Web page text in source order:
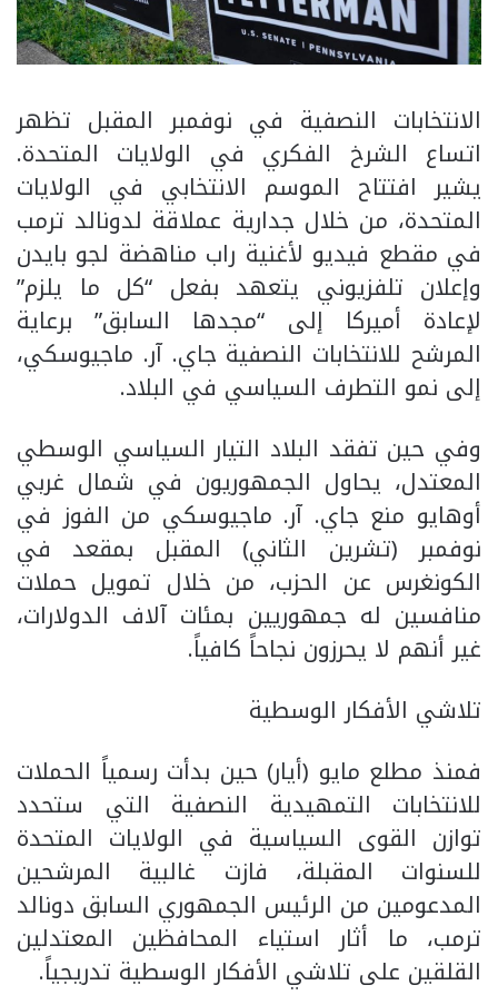
الانتخابات النصفية في نوفمبر المقبل تظهر
اتساع الشرخ الفكري في الولايات المتحدة.
يشير افتتاح الموسم الانتخابي في الولايات
المتحدة، من خلال جدارية عملاقة لدونالد ترمب
في مقطع فيديو لأغنية راب مناهضة لجو بايدن
وإعلان تلفزيوني يتعهد بفعل “كل ما يلزم”
لإعادة أميركا إلى “مجدها السابق” برعاية
المرشح للانتخابات النصفية جاي. آر. ماجيوسكي،
إلى نمو التطرف السياسي في البلاد.
وفي حين تفقد البلاد التيار السياسي الوسطي
المعتدل، يحاول الجمهوريون في شمال غربي
أوهايو منع جاي. آر. ماجيوسكي من الفوز في
نوفمبر (تشرين الثاني) المقبل بمقعد في
الكونغرس عن الحزب، من خلال تمويل حملات
منافسين له جمهوريين بمئات آلاف الدولارات،
غير أنهم لا يحرزون نجاحاً كافياً.
تلاشي الأفكار الوسطية
فمنذ مطلع مايو (أيار) حين بدأت رسمياً الحملات
للانتخابات التمهيدية النصفية التي ستحدد
توازن القوى السياسية في الولايات المتحدة
للسنوات المقبلة، فازت غالبية المرشحين
المدعومين من الرئيس الجمهوري السابق دونالد
ترمب، ما أثار استياء المحافظين المعتدلين
القلقين على تلاشي الأفكار الوسطية تدريجياً.